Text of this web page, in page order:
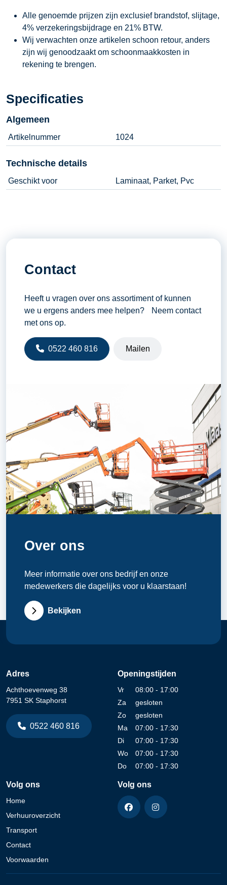
Alle genoemde prijzen zijn exclusief brandstof, slijtage,
4% verzekeringsbijdrage en 21% BTW.
Wij verwachten onze artikelen schoon retour, anders
zijn wij genoodzaakt om schoonmaakkosten in
rekening te brengen.
Specificaties
Algemeen
Artikelnummer 1024
Technische details
Geschikt voor Laminaat, Parket, Pvc
Contact
Heeft u vragen over ons assortiment of kunnen
we u ergens anders mee helpen? Neem contact
met ons op.
0522 460 816 Mailen
Over ons
Meer informatie over ons bedrijf en onze
medewerkers die dagelijks voor u klaarstaan!
Bekijken
Adres
Achthoevenweg 38
7951 SK Staphorst
0522 460 816
Openingstijden
Vr
08:00 - 17:00
Za
gesloten
Zo
gesloten
Ma
07:00 - 17:30
Di
07:00 - 17:30
Wo
07:00 - 17:30
Do
07:00 - 17:30
Volg ons
Home
Verhuuroverzicht
Transport
Contact
Voorwaarden
Volg ons